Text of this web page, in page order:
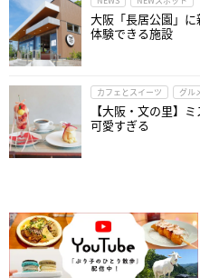
大阪「長居公園」
体験できる施設
カフェとスイーツ グル
【大阪・文の里】
可愛すぎる